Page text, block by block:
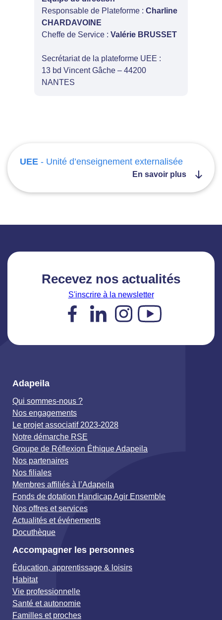
Responsable de Plateforme : Charline
CHARDAVOINE
Cheffe de Service : Valérie BRUSSET
Secrétariat de la plateforme UEE :
13 bd Vincent Gâche – 44200
NANTES
UEE - Unité d’enseignement externalisée
En savoir plus
Recevez nos actualités
S'inscrire à la newsletter
Facebook
LinkedIn
Instagram
YouTube
Adapeila
Qui sommes-nous ?
Nos engagements
Le projet associatif 2023-2028
Notre démarche RSE
Groupe de Réflexion Éthique Adapeila
Nos partenaires
Nos filiales
Membres affiliés à l’Adapeila
Fonds de dotation Handicap Agir Ensemble
Nos offres et services
Actualités et événements
Docuthèque
Accompagner les personnes
Éducation, apprentissage & loisirs
Habitat
Vie professionnelle
Santé et autonomie
Familles et proches